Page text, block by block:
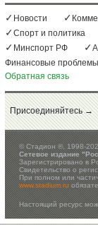
Новости
Спорт и политика
Минспорт РФ
Финансовые проблемы
Обратная связь
Присоединяйтесь →
©Стадион ®, 1998-
Сетевое издание
Зарегистрировано в
Свидетельство о
При полном или
www.stadium.ru
Настоящий ресурс